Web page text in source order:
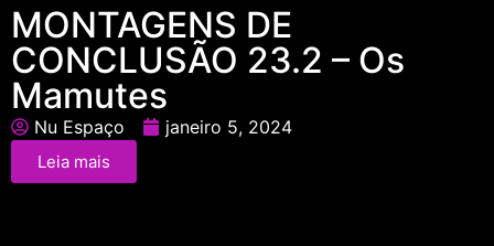
MONTAGENS DE
CONCLUSÃO 23.2 – Os
Mamutes
Nu Espaço janeiro 5, 2024
Leia mais